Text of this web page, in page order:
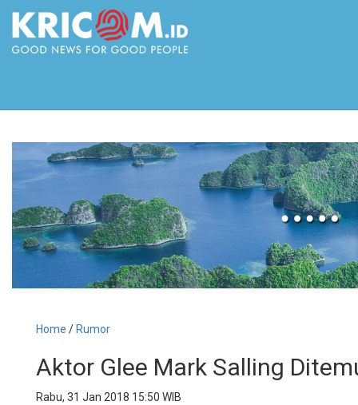
Home / Rumor
Aktor Glee Mark Salling
Rabu, 31 Jan 2018 15:50 WIB